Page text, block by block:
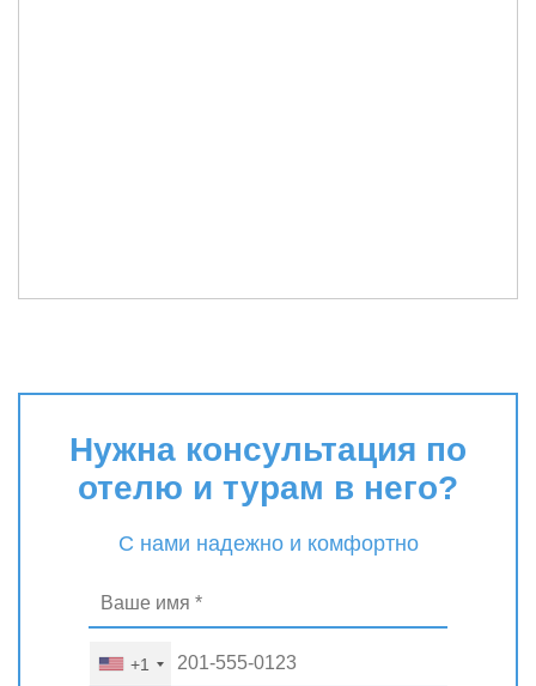
Нужна консультация по
отелю и турам в него?
С нами надежно и комфортно
+1